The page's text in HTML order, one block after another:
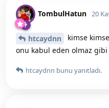
TombulHatun 20
htcaydnn
kimse
onu kabul eden olmaz gibi
htcaydnn bunu yanıtladı.